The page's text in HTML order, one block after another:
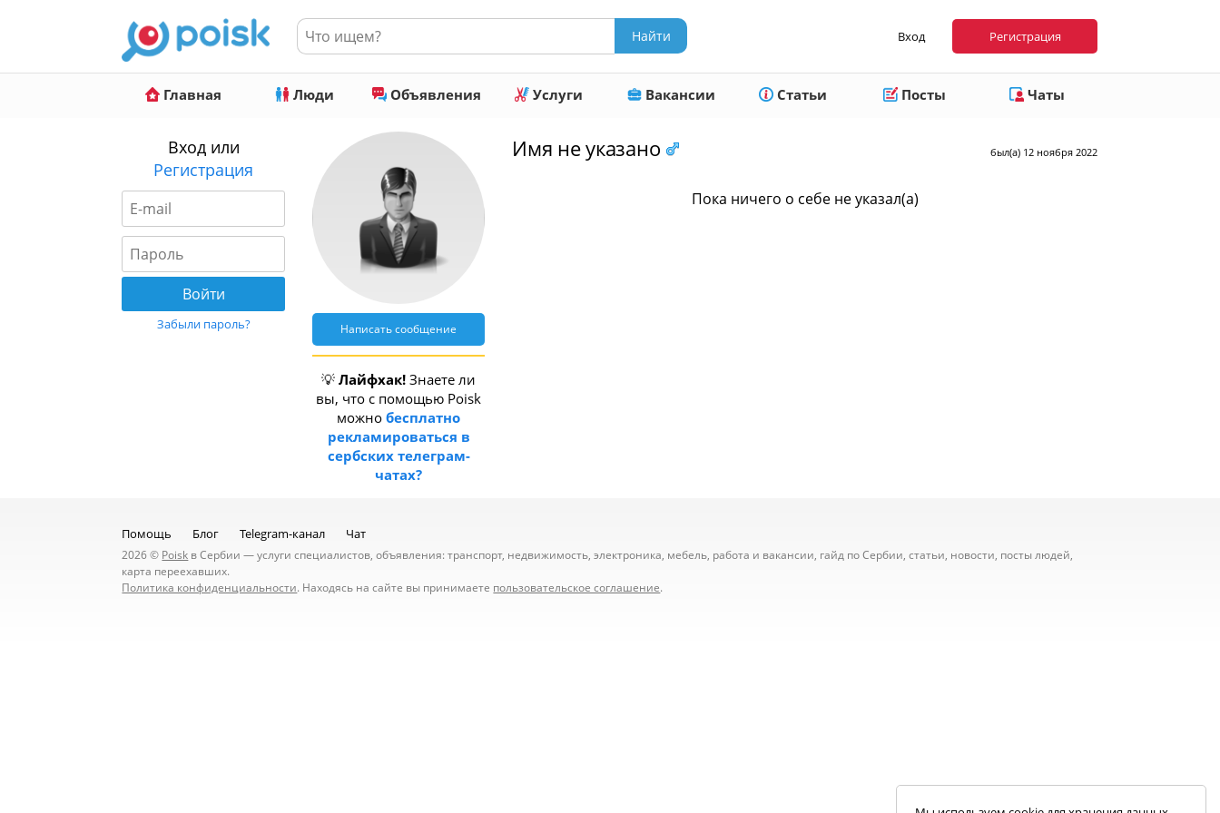
Вход Регистрация
Главная Люди Объявления Услуги Вакансии Статьи Посты Чаты
Вход или
Регистрация
Забыли пароль? Написать сообщение
💡Лайфхак! Знаете ли
вы, что с помощью Poisk
можнобесплатно
рекламироваться в
сербских телеграм-
чатах?
был(а) 12 ноября 2022
Имя не указано
Пока ничего о себе не указал(а)
Помощь Блог Telegram-канал Чат
2026 © Poisk в Сербии — услуги специалистов, объявления: транспорт, недвижимость, электроника, мебель, работа и вакансии, гайд по Сербии, статьи, новости, посты людей,
карта переехавших.
Политика конфиденциальности. Находясь на сайте вы принимаете пользовательское соглашение.